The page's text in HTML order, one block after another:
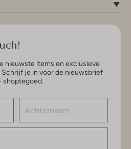
nieuwste items en exclusieve
Schrijf je in voor de nieuwsbrief
shoptegoed.